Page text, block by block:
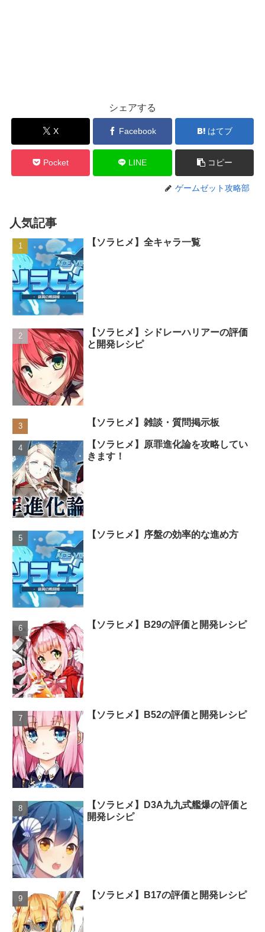
シェアする
X Facebook はてブ
Pocket LINE コピー
ゲームゼット攻略部
人気記事
【ソラヒメ】全キャラ一覧
【ソラヒメ】シドレーハリアーの評価
と開発レシピ
【ソラヒメ】雑談・質問掲示板
【ソラヒメ】原罪進化論を攻略してい
きます！
【ソラヒメ】序盤の効率的な進め方
【ソラヒメ】B29の評価と開発レシピ
【ソラヒメ】B52の評価と開発レシピ
【ソラヒメ】D3A九九式艦爆の評価と
開発レシピ
【ソラヒメ】B17の評価と開発レシピ